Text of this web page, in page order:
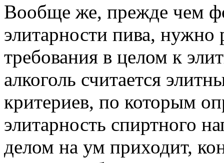
Вообще же, прежде чем
элитарности пива, нужно
требования в целом к
алкоголь считается
критериев, по которым
элитарность спиртного
делом на ум приходит,